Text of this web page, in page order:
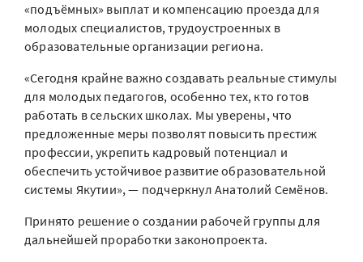
«подъёмных» выплат и компенсацию проезда для
молодых специалистов, трудоустроенных в
образовательные организации региона.
«Сегодня крайне важно создавать реальные стимулы
для молодых педагогов, особенно тех, кто готов
работать в сельских школах. Мы уверены, что
предложенные меры позволят повысить престиж
профессии, укрепить кадровый потенциал и
обеспечить устойчивое развитие образовательной
системы Якутии», — подчеркнул Анатолий Семёнов.
Принято решение о создании рабочей группы для
дальнейшей проработки законопроекта.